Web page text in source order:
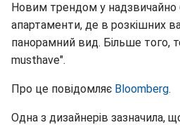
Новим трендом у надзвичайно
апартаменти, де в розкішних
панорамний вид. Більше того,
musthave".
Про це повідомляє Bloomberg.
Одна з дизайнерів зазначила,